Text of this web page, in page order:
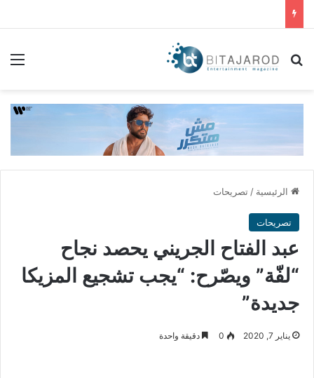
بحث عن
الرئيسية / تصريحات
تصريحات
عبد الفتاح الجريني يحصد نجاح
“لفّة” ويصّرح: “يجب تشجيع المزيكا
جديدة”
يناير 7, 2020 0 دقيقة واحدة